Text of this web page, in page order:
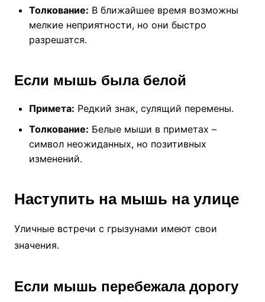
Толкование: В ближайшее время возможны
мелкие неприятности, но они быстро
разрешатся.
Если мышь была белой
Примета: Редкий знак, сулящий перемены.
Толкование: Белые мыши в приметах –
символ неожиданных, но позитивных
изменений.
Наступить на мышь на улице
Уличные встречи с грызунами имеют свои
значения.
Если мышь перебежала дорогу